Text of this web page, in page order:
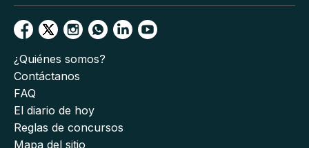
¿Quiénes somos?
Contáctanos
FAQ
El diario de hoy
Reglas de concursos
Mapa del sitio